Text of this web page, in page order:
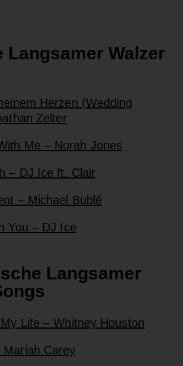
Langsamer Walzer
Herzen (Wedding
Zelter
Me – Norah Jones
– DJ Ice ft. Clair
– Michael Bublé
You – DJ Ice
Langsamer
Life – Whitney Houston
Carey